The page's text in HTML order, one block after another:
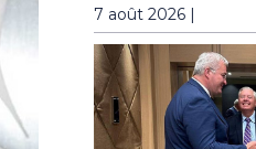
7 août 2026 |